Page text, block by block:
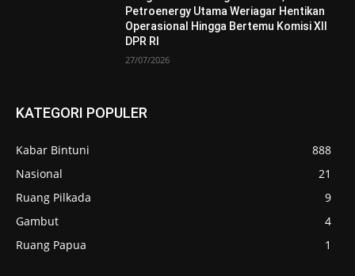
Petroenergy Utama Weriagar Hentikan
Operasional Hingga Bertemu Komisi XII
DPR RI
27/07/2026
KATEGORI POPULER
Kabar Bintuni
888
Nasional
21
Ruang Pilkada
9
Gambut
4
Ruang Papua
1